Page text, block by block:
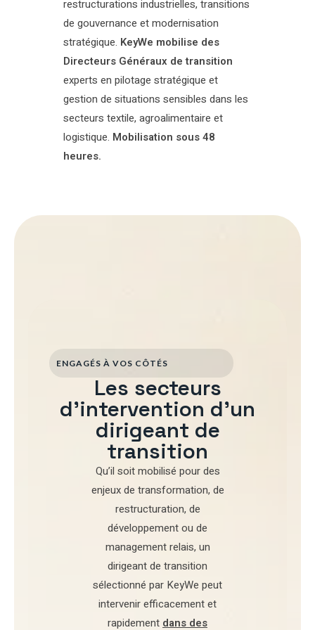
restructurations industrielles, transitions
de gouvernance et modernisation
stratégique. KeyWe mobilise des
Directeurs Généraux de transition
experts en pilotage stratégique et
gestion de situations sensibles dans les
secteurs textile, agroalimentaire et
logistique. Mobilisation sous 48
heures.
ENGAGÉS À VOS CÔTÉS
Les secteurs
d'intervention d'un
dirigeant de
transition
Qu’il soit mobilisé pourdes
enjeux de transformation, de
restructuration, de
développementou de
management relais, un
dirigeant de transition
sélectionné par KeyWe peut
intervenir efficacement et
rapidement dans des